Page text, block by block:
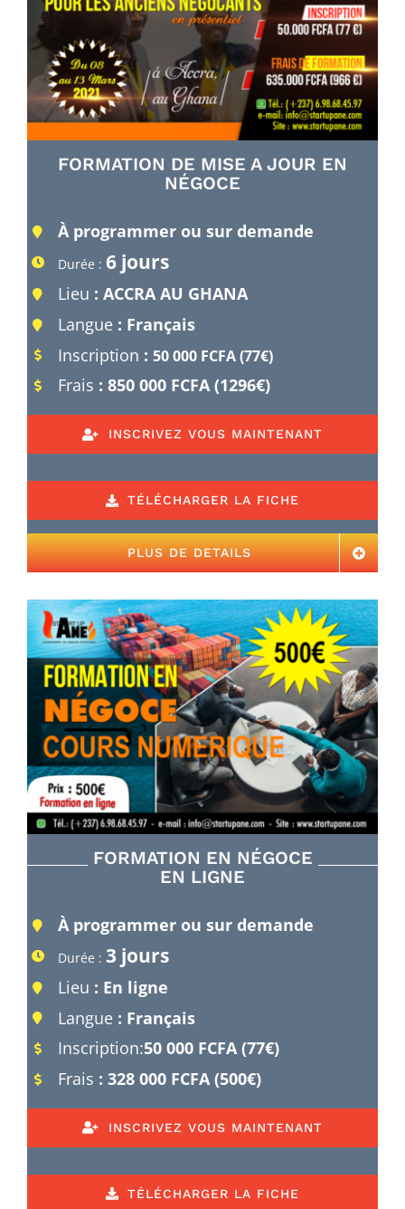
FORMATION DE MISE A JOUR EN
NÉGOCE
À programmer ou sur demande
Durée : 6 jours
Lieu : ACCRA AU GHANA
Langue: Français
Inscription : 50 000 FCFA (77€)
Frais : 850 000 FCFA (1296€)
INSCRIVEZ VOUS MAINTENANT
TÉLÉCHARGER LA FICHE
PLUS DE DETAILS
FORMATION EN NÉGOCE
EN LIGNE
À programmer ou sur demande
Durée : 3 jours
Lieu : En ligne
Langue: Français
Inscription:50 000 FCFA (77€)
Frais : 328 000 FCFA (500€)
INSCRIVEZ VOUS MAINTENANT
TÉLÉCHARGER LA FICHE